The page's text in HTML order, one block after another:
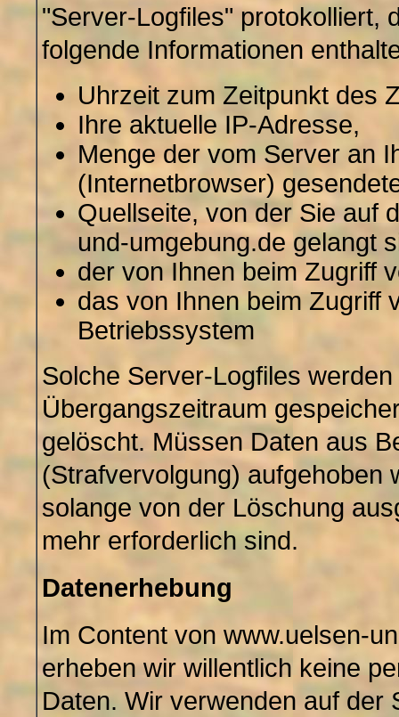
"Server-Logfiles" protokolliert,
folgende Informationen
Uhrzeit zum Zeitpunkt des
Ihre aktuelle IP-Adresse,
Menge der vom Server an
(Internetbrowser)
Quellseite, von der Sie auf
und-umgebung.de gelangt
der von Ihnen beim Zugriff
das von Ihnen beim Zugriff
Betriebssystem
Solche Server-Logfiles
Übergangszeitraum
gelöscht. Müssen Daten aus
(Strafvervolgung) aufgehoben
solange von der Löschung
mehr erforderlich sind.
Datenerhebung
Im Content von www.uelsen-
erheben wir willentlich keine
Daten. Wir verwenden auf der